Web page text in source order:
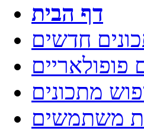
דף הבית
חדשים
פופולאריים
מתכונים
משתמשים